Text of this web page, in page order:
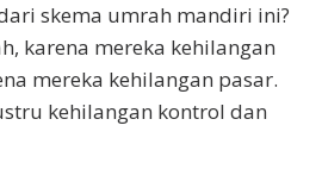
skema umrah mandiri ini?
karena mereka kehilangan
mereka kehilangan pasar.
kehilangan kontrol dan